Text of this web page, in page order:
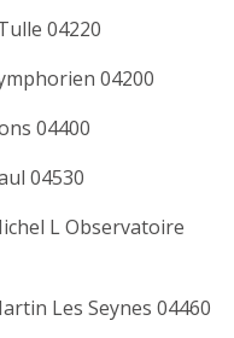
04220
04200
04400
04530
L Observatoire
Les Seynes 04460